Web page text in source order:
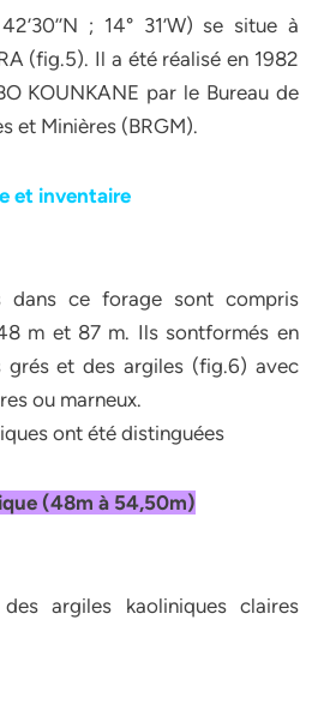
; 14° 31’W) se situe à
(fig.5). Il a été réalisé en 1982
KOUNKANE par le Bureau de
et Minières (BRGM).
et inventaire
dans ce forage sont compris
m et 87 m. Ils sontformés en
grés et des argiles (fig.6) avec
ou marneux.
ont été distinguées
(48m à 54,50m)
argiles kaoliniques claires